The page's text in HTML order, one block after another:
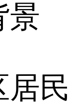
景
居民